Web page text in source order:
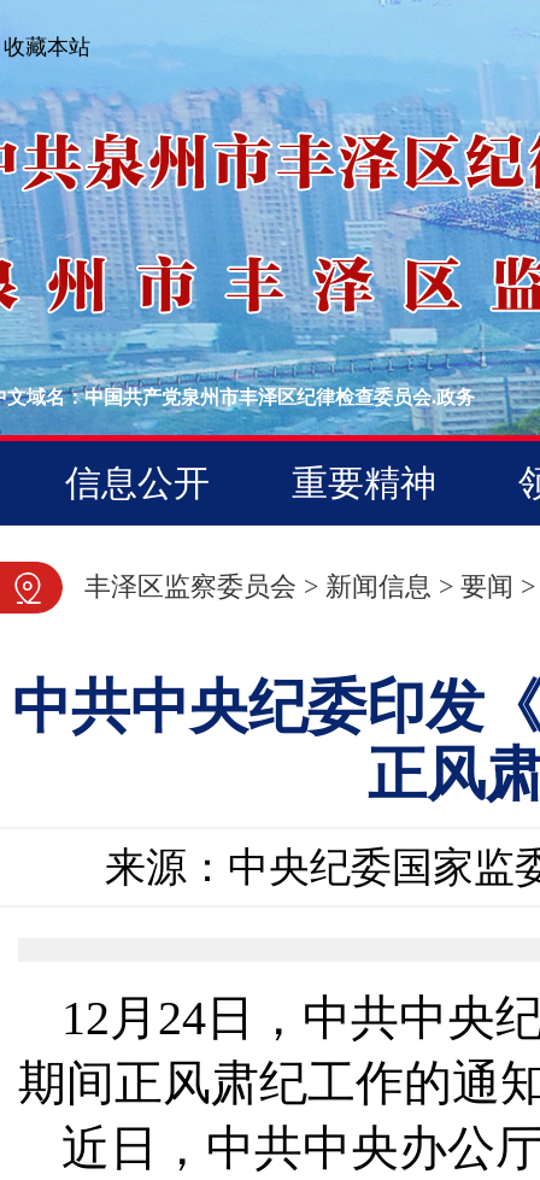
收藏本站
文域名：中国共产党泉州市丰泽区纪律检查委员会.政务
信息公开 重要精神
图片新闻
丰泽区监察委员会 > 新闻信息 > 要闻 >
中共中央纪委印发
正风
来源：中央纪委国家监
12月24日，中共中央
期间正风肃纪工作的通
近日，中共中央办公